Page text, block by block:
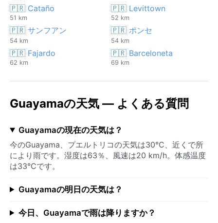
🇵🇷 Cataño
51 km
🇵🇷 Levittown
52 km
🇵🇷 サンフアン
54 km
🇵🇷 ポンセ
54 km
🇵🇷 Fajardo
62 km
🇵🇷 Barceloneta
69 km
Guayamaの天気 — よくある質問
Guayamaの現在の天気は？
今のGuayama、プエルトリコの天気は30°C、近くで所
により雨です。湿度は63％、風速は20 km/h。体感温度
は33°Cです。
Guayamaの明日の天気は？
今日、Guayamaで雨は降りますか？